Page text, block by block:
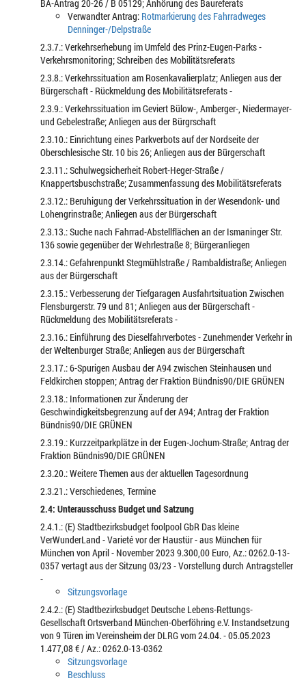
BA-Antrag 20-26 / B 05129; Anhörung des Baureferats
Verwandter Antrag: Rotmarkierung des Fahrradweges
Denninger-/Delpstraße
2.3.7.: Verkehrserhebung im Umfeld des Prinz-Eugen-Parks -
Verkehrsmonitoring; Schreiben des Mobilitätsreferats
2.3.8.: Verkehrssituation am Rosenkavalierplatz; Anliegen aus der
Bürgerschaft - Rückmeldung des Mobilitätsreferats -
2.3.9.: Verkehrssituation im Geviert Bülow-, Amberger-, Niedermayer-
und Gebelestraße; Anliegen aus der Bürgrschaft
2.3.10.: Einrichtung eines Parkverbots auf der Nordseite der
Oberschlesische Str. 10 bis 26; Anliegen aus der Bürgerschaft
2.3.11.: Schulwegsicherheit Robert-Heger-Straße /
Knappertsbuschstraße; Zusammenfassung des Mobilitätsreferats
2.3.12.: Beruhigung der Verkehrssituation in der Wesendonk- und
Lohengrinstraße; Anliegen aus der Bürgerschaft
2.3.13.: Suche nach Fahrrad-Abstellflächen an der Ismaninger Str.
136 sowie gegenüber der Wehrlestraße 8; Bürgeranliegen
2.3.14.: Gefahrenpunkt Stegmühlstraße / Rambaldistraße; Anliegen
aus der Bürgerschaft
2.3.15.: Verbesserung der Tiefgaragen Ausfahrtsituation Zwischen
Flensburgerstr. 79 und 81; Anliegen aus der Bürgerschaft -
Rückmeldung des Mobilitätsreferats -
2.3.16.: Einführung des Dieselfahrverbotes - Zunehmender Verkehr in
der Weltenburger Straße; Anliegen aus der Bürgerschaft
2.3.17.: 6-Spurigen Ausbau der A94 zwischen Steinhausen und
Feldkirchen stoppen; Antrag der Fraktion Bündnis90/DIE GRÜNEN
2.3.18.: Informationen zur Änderung der
Geschwindigkeitsbegrenzung auf der A94; Antrag der Fraktion
Bündnis90/DIE GRÜNEN
2.3.19.: Kurzzeitparkplätze in der Eugen-Jochum-Straße; Antrag der
Fraktion Bündnis90/DIE GRÜNEN
2.3.20.: Weitere Themen aus der aktuellen Tagesordnung
2.3.21.: Verschiedenes, Termine
2.4: Unterausschuss Budget und Satzung
2.4.1.: (E) Stadtbezirksbudget foolpool GbR Das kleine
VerWunderLand - Varieté vor der Haustür - aus München für
München von April - November 2023 9.300,00 Euro, Az.: 0262.0-13-
0357 vertagt aus der Sitzung 03/23 - Vorstellung durch Antragsteller
-
Sitzungsvorlage
2.4.2.: (E) Stadtbezirksbudget Deutsche Lebens-Rettungs-
Gesellschaft Ortsverband München-Oberföhring e.V. Instandsetzung
von 9 Türen im Vereinsheim der DLRG vom 24.04. - 05.05.2023
1.477,08 € / Az.: 0262.0-13-0362
Sitzungsvorlage
Beschluss